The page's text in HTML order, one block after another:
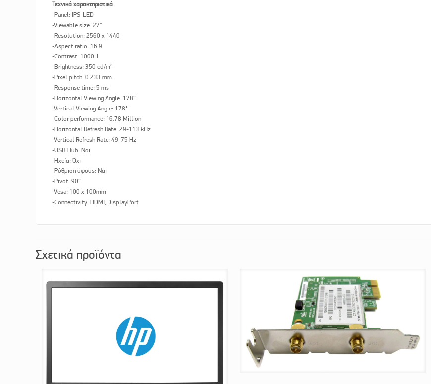
Τεχνικά χαρακτηριστικά
-Panel: IPS-LED
-Viewable size: 27″
-Resolution: 2560 x 1440
-Aspect ratio: 16:9
-Contrast: 1000:1
-Brightness: 350 cd/m²
-Pixel pitch: 0.233 mm
-Response time: 5 ms
-Horizontal Viewing Angle: 178°
-Vertical Viewing Angle: 178°
-Color performance: 16.78 Million
-Horizontal Refresh Rate: 29-113 kHz
-Vertical Refresh Rate: 49-75 Hz
-USB Hub: Ναι
-Ηχεία: Όχι
-Ρύθμιση ύψους: Ναι
-Pivot: 90°
-Vesa: 100 x 100mm
-Connectivity: HDMI, DisplayPort
Σχετικά προϊόντα